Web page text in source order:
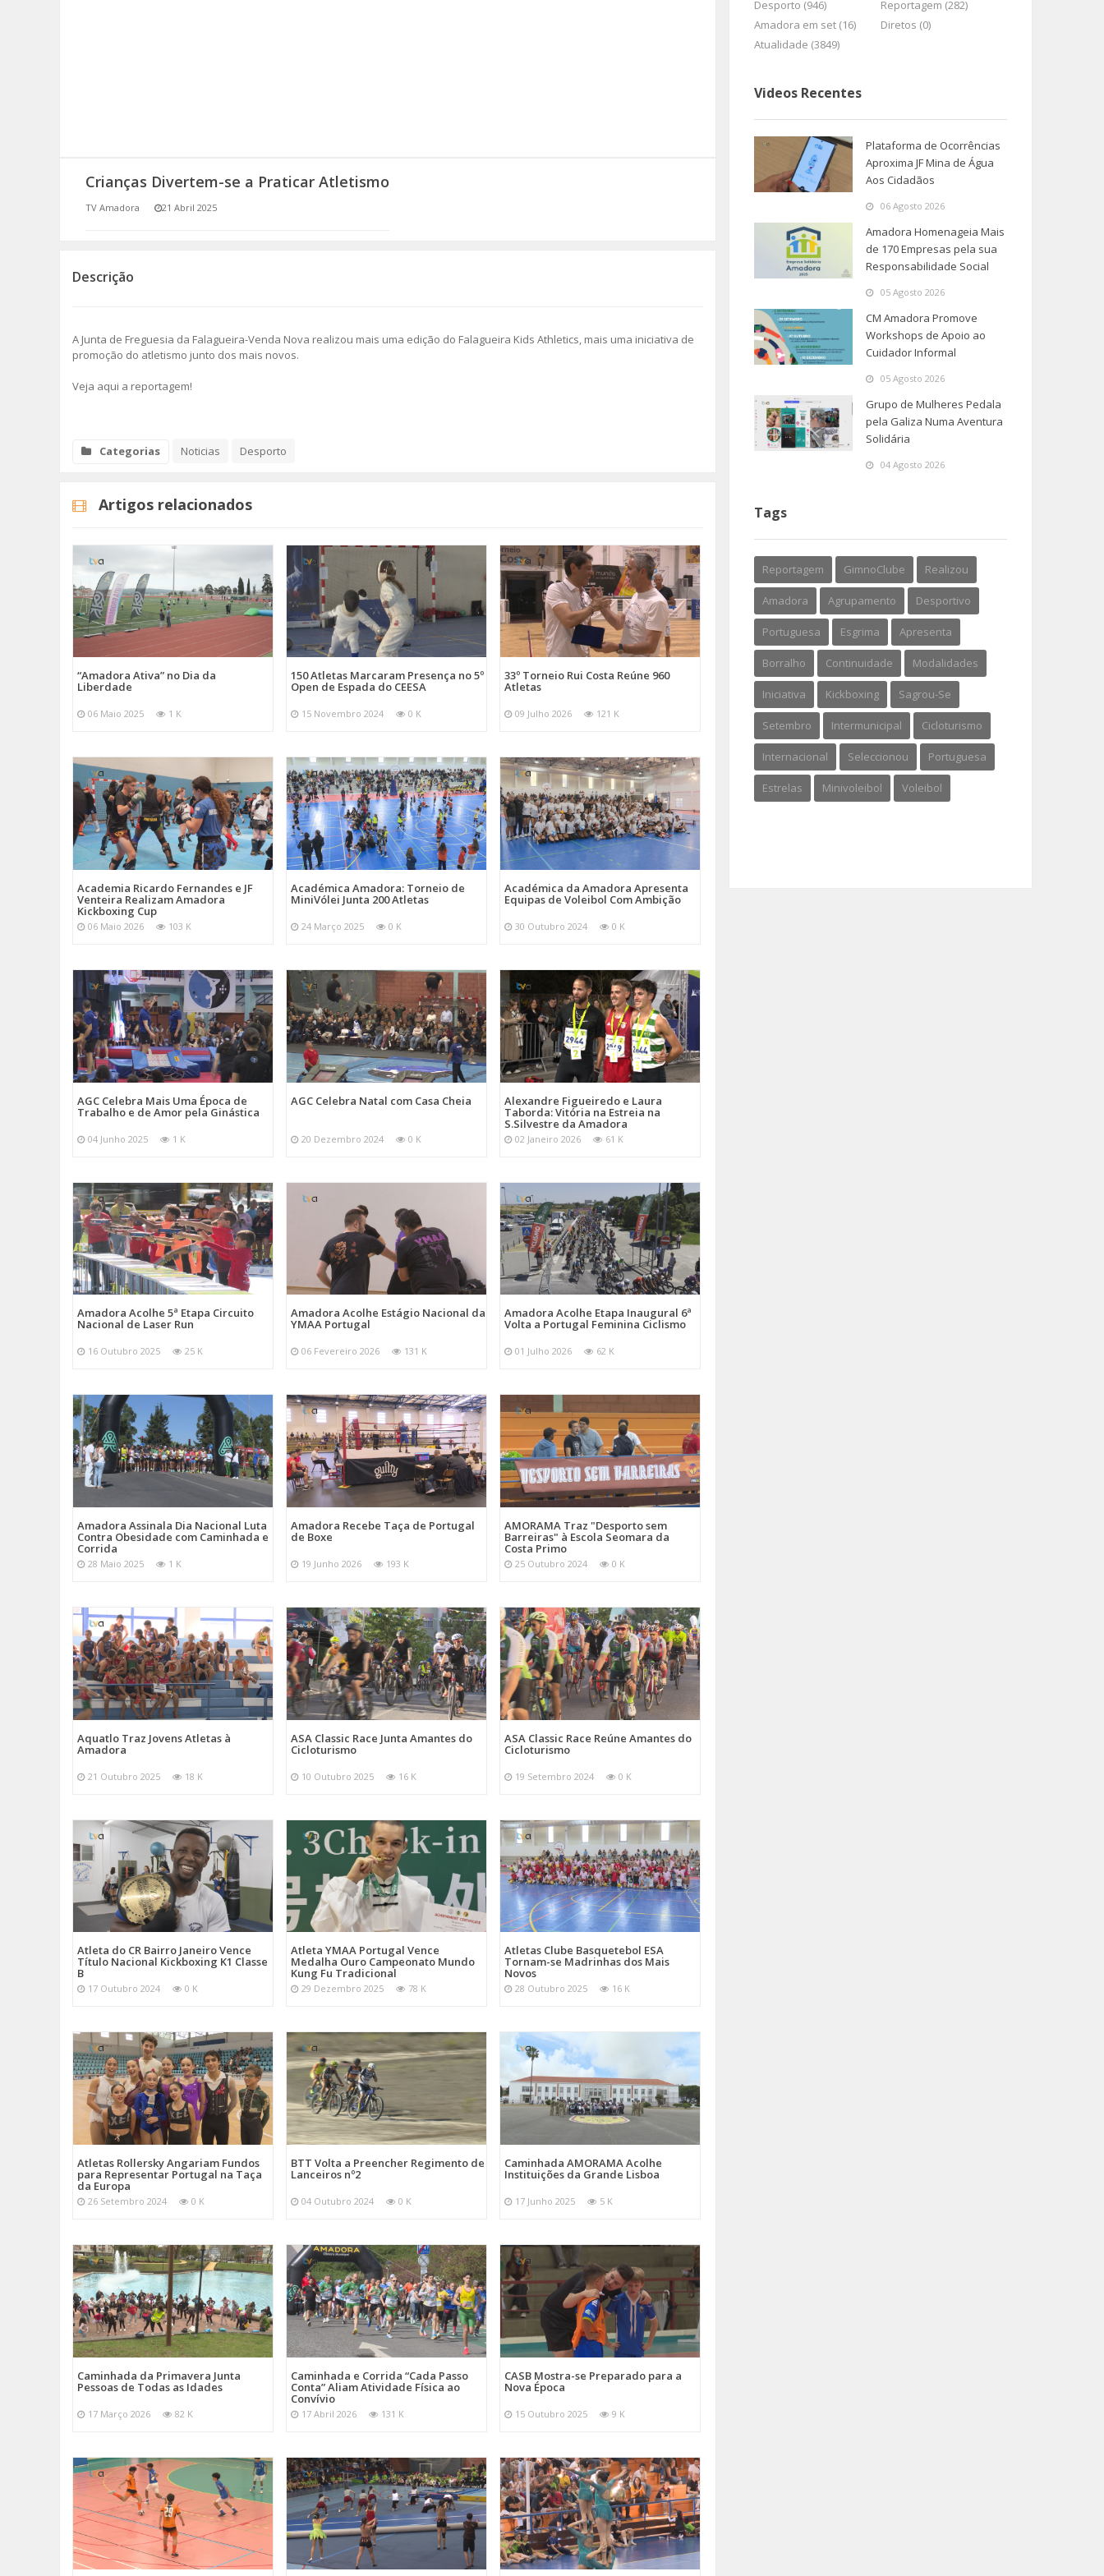
(RE) PENSAMENTOS
Crianças Divertem-se a Praticar Atletismo
TV Amadora 21 Abril 2025
Descrição
A Junta de Freguesia da Falagueira-Venda Nova realizou mais uma edição do Falagueira Kids Athletics, mais uma iniciativa de
promoção do atletismo junto dos mais novos.
Veja aqui a reportagem!
Categorias Noticias Desporto
Artigos relacionados
“Amadora Ativa” no Dia da
Liberdade
06 Maio 2025 1 K
150 Atletas Marcaram Presença no 5º
Open de Espada do CEESA
15 Novembro 2024 0 K
33º Torneio Rui Costa Reúne 960
Atletas
09 Julho 2026 121 K
Academia Ricardo Fernandes e JF
Venteira Realizam Amadora
Kickboxing Cup
06 Maio 2026 103 K
Académica Amadora: Torneio de
MiniVólei Junta 200 Atletas
24 Março 2025 0 K
Académica da Amadora Apresenta
Equipas de Voleibol Com Ambição
30 Outubro 2024 0 K
AGC Celebra Mais Uma Época de
Trabalho e de Amor pela Ginástica
04 Junho 2025 1 K
AGC Celebra Natal com Casa Cheia
20 Dezembro 2024 0 K
Alexandre Figueiredo e Laura
Taborda: Vitória na Estreia na
S.Silvestre da Amadora
02 Janeiro 2026 61 K
Amadora Acolhe 5ª Etapa Circuito
Nacional de Laser Run
16 Outubro 2025 25 K
Amadora Acolhe Estágio Nacional da
YMAA Portugal
06 Fevereiro 2026 131 K
Amadora Acolhe Etapa Inaugural 6ª
Volta a Portugal Feminina Ciclismo
01 Julho 2026 62 K
Amadora Assinala Dia Nacional Luta
Contra Obesidade com Caminhada e
Corrida
28 Maio 2025 1 K
Amadora Recebe Taça de Portugal
de Boxe
19 Junho 2026 193 K
AMORAMA Traz "Desporto sem
Barreiras" à Escola Seomara da
Costa Primo
25 Outubro 2024 0 K
Aquatlo Traz Jovens Atletas à
Amadora
21 Outubro 2025 18 K
ASA Classic Race Junta Amantes do
Cicloturismo
10 Outubro 2025 16 K
ASA Classic Race Reúne Amantes do
Cicloturismo
19 Setembro 2024 0 K
Atleta do CR Bairro Janeiro Vence
Título Nacional Kickboxing K1 Classe
B
17 Outubro 2024 0 K
Atleta YMAA Portugal Vence
Medalha Ouro Campeonato Mundo
Kung Fu Tradicional
29 Dezembro 2025 78 K
Atletas Clube Basquetebol ESA
Tornam-se Madrinhas dos Mais
Novos
28 Outubro 2025 16 K
Atletas Rollersky Angariam Fundos
para Representar Portugal na Taça
da Europa
26 Setembro 2024 0 K
BTT Volta a Preencher Regimento de
Lanceiros nº2
04 Outubro 2024 0 K
Caminhada AMORAMA Acolhe
Instituições da Grande Lisboa
17 Junho 2025 5 K
Caminhada da Primavera Junta
Pessoas de Todas as Idades
17 Março 2026 82 K
Caminhada e Corrida “Cada Passo
Conta” Aliam Atividade Física ao
Convívio
17 Abril 2026 131 K
CASB Mostra-se Preparado para a
Nova Época
15 Outubro 2025 9 K
Desporto (946)
Reportagem (282)
Amadora em set (16)
Diretos (0)
Atualidade (3849)
Videos Recentes
Plataforma de Ocorrências
Aproxima JF Mina de Água
Aos Cidadãos
06 Agosto 2026
Amadora Homenageia Mais
de 170 Empresas pela sua
Responsabilidade Social
05 Agosto 2026
CM Amadora Promove
Workshops de Apoio ao
Cuidador Informal
05 Agosto 2026
Grupo de Mulheres Pedala
pela Galiza Numa Aventura
Solidária
04 Agosto 2026
Tags
Reportagem GimnoClube Realizou
Amadora Agrupamento Desportivo
Portuguesa Esgrima Apresenta
Borralho Continuidade Modalidades
Iniciativa Kickboxing Sagrou-Se
Setembro Intermunicipal Cicloturismo
Internacional Seleccionou Portuguesa
Estrelas Minivoleibol Voleibol